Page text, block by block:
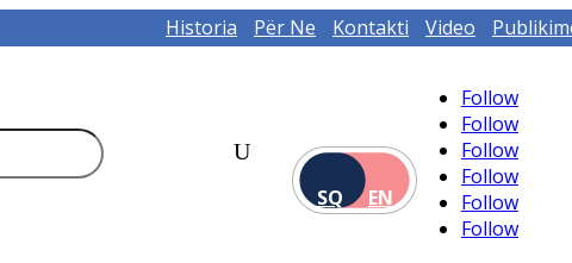
Historia Për Ne Kontakti Video
SQ
EN
Follow
Follow
Follow
Follow
Follow
Follow